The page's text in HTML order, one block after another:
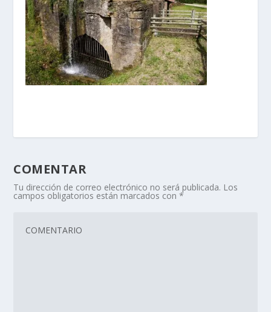
COMENTAR
Tu dirección de correo electrónico no será publicada. Los
campos obligatorios están marcados con*